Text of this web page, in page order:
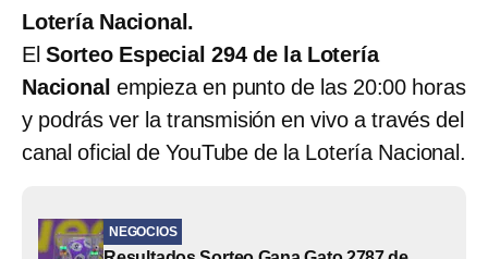
Lotería Nacional.
El Sorteo Especial 294 de la Lotería
Nacional empieza en punto de las 20:00 horas
y podrás ver la transmisión en vivo a través del
canal oficial de YouTube de la Lotería Nacional.
NEGOCIOS